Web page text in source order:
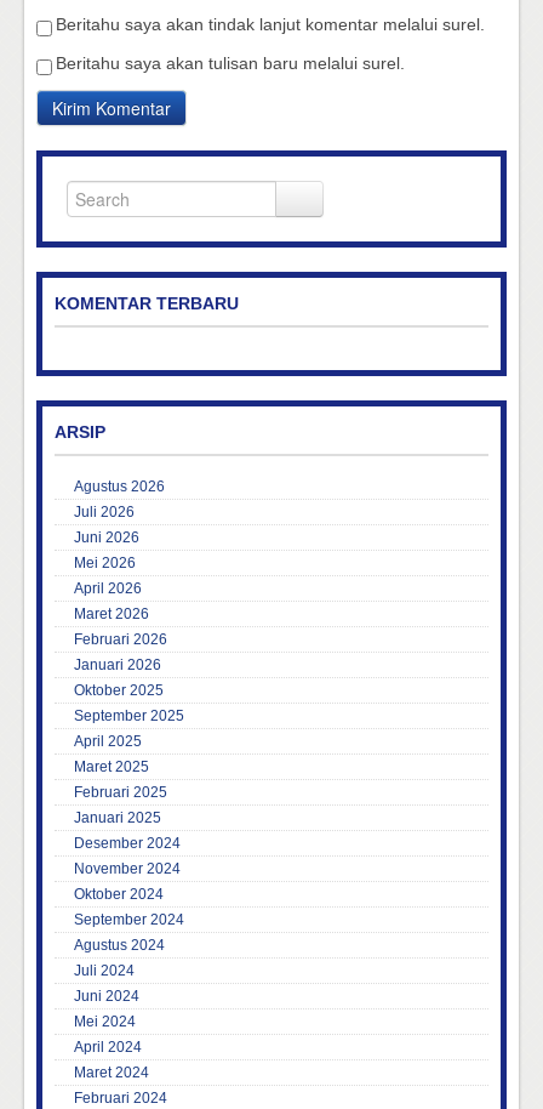
Beritahu saya akan tindak lanjut komentar melalui surel.
Beritahu saya akan tulisan baru melalui surel.
KOMENTAR TERBARU
ARSIP
Agustus 2026
Juli 2026
Juni 2026
Mei 2026
April 2026
Maret 2026
Februari 2026
Januari 2026
Oktober 2025
September 2025
April 2025
Maret 2025
Februari 2025
Januari 2025
Desember 2024
November 2024
Oktober 2024
September 2024
Agustus 2024
Juli 2024
Juni 2024
Mei 2024
April 2024
Maret 2024
Februari 2024